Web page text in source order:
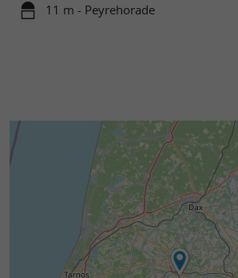
11 m - Peyrehorade